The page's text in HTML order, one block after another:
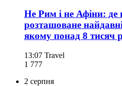
Не Рим і не Афіни: де
розташоване
якому понад 8 тисяч
13:07 Travel
1 777
2 серпня